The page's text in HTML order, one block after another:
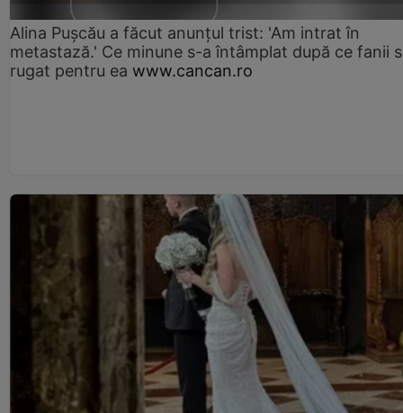
Alina Pușcău a făcut anunțul trist: 'Am intrat în
metastază.' Ce minune s-a întâmplat după ce fanii
rugat pentru ea www.cancan.ro